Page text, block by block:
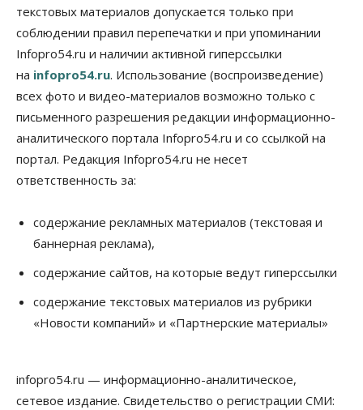
Жители Новосибирска смогут добровольно
повысить свою пенсию
07 Августа 2026, 11:30
Общество
Деньгами будут распоряжаться дети: в десяти
школах Новосибирской области введут
инициативное бюджетирование
07 Августа 2026, 11:00
заключили под стражу
07 Августа 2026, 10:15
Общество
Новосибирской области, но режима ЧС не будет
07 Августа 2026, 10:00
выстраивают системы защиты от атак БПЛА
07 Августа 2026, 09:00
текстовых материалов допускается только при
соблюдении правил перепечатки и при упоминании
Infopro54.ru и наличии активной гиперссылки
на infopro54.ru. Использование (воспроизведение)
всех фото и видео-материалов возможно только с
письменного разрешения редакции информационно-
аналитического портала Infopro54.ru и со ссылкой на
портал. Редакция Infopro54.ru не несет
ответственность за:
содержание рекламных материалов (текстовая и
баннерная реклама),
содержание сайтов, на которые ведут гиперссылки
содержание текстовых материалов из рубрики
«Новости компаний» и «Партнерские материалы»
infopro54.ru — информационно-аналитическое,
сетевое издание. Свидетельство о регистрации СМИ: